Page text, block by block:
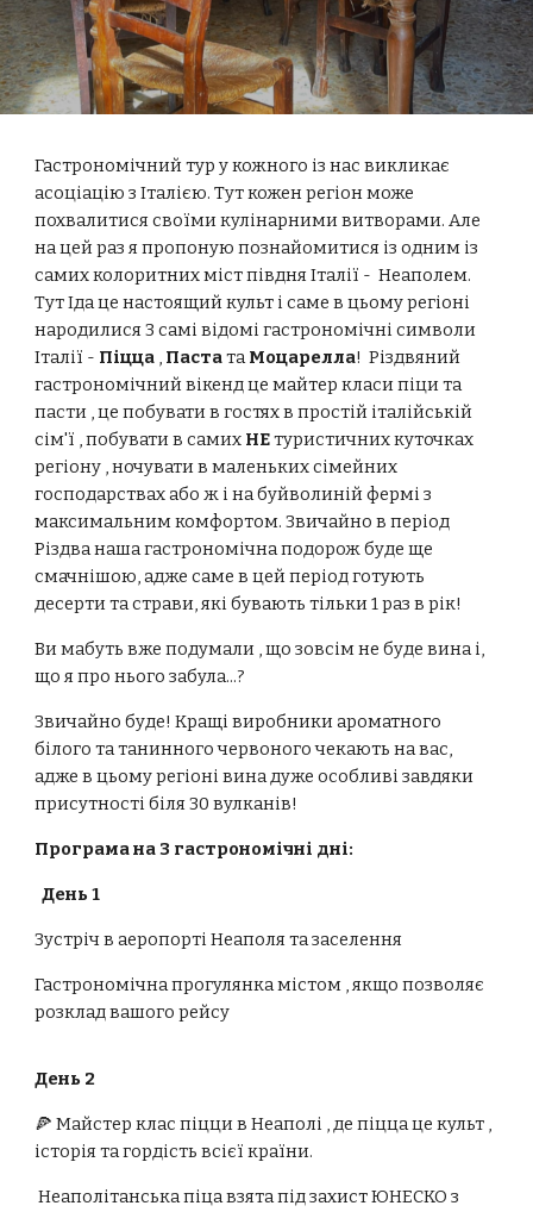
Гастрономічний тур у кожного із нас викликає
асоціацію з Італією. Тут кожен регіон може
похвалитися своїми кулінарними витворами. Але
на цей раз я пропоную познайомитися із одним із
самих колоритних міст півдня Італії - Неаполем.
Тут Іда це настоящий культ і саме в цьому регіоні
народилися 3 самі відомі гастрономічні символи
Італії - Піцца , ПастатаМоцарелла! Різдвяний
гастрономічний вікенд це майтер класи піци та
пасти , це побувати в гостях в простій італійській
сім'ї , побувати в самих НЕтуристичних куточках
регіону , ночувати в маленьких сімейних
господарствах або ж і на буйволиній фермі з
максимальним комфортом. Звичайно в період
Різдва наша гастрономічна подорож буде ще
смачнішою, адже саме в цей період готують
десерти та страви, які бувають тільки 1 раз в рік!
Ви мабуть вже подумали , що зовсім не буде вина і,
що я про нього забула...?
Звичайно буде! Кращі виробники ароматного
білого та танинного червоного чекають на вас,
адже в цьому регіоні вина дуже особливі завдяки
присутності біля 30 вулканів!
Програма на 3 гастрономічні дні:
День 1
Зустріч в аеропорті Неаполя та заселення
Гастрономічна прогулянка містом , якщо позволяє
розклад вашого рейсу
День 2
🍕 Майстер клас піцци в Неаполі , де піцца це культ ,
історія та гордість всієї країни.
Неаполітанська піца взята під захист ЮНЕСКО з